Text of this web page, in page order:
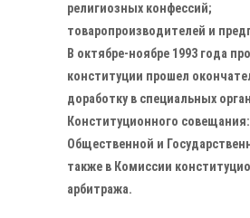
религиозных конфессий;
товаропроизводителей и
В октябре-ноябре 1993 года
конституции прошел
доработку в специальных
Конституционного совещания:
Общественной и
также в Комиссии
арбитража.